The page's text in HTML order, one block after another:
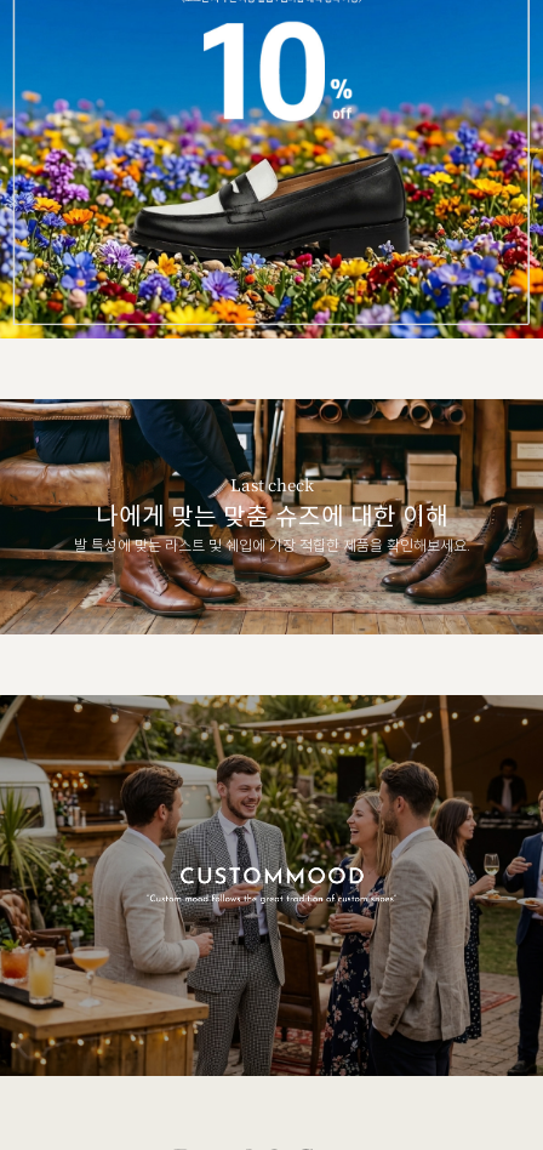
Last check
나에게 맞는 맞춤 슈즈에 대한 이해
발 특성에 맞는 라스트 및 쉐입에 가장 적합한 제품을 확인해보세요.